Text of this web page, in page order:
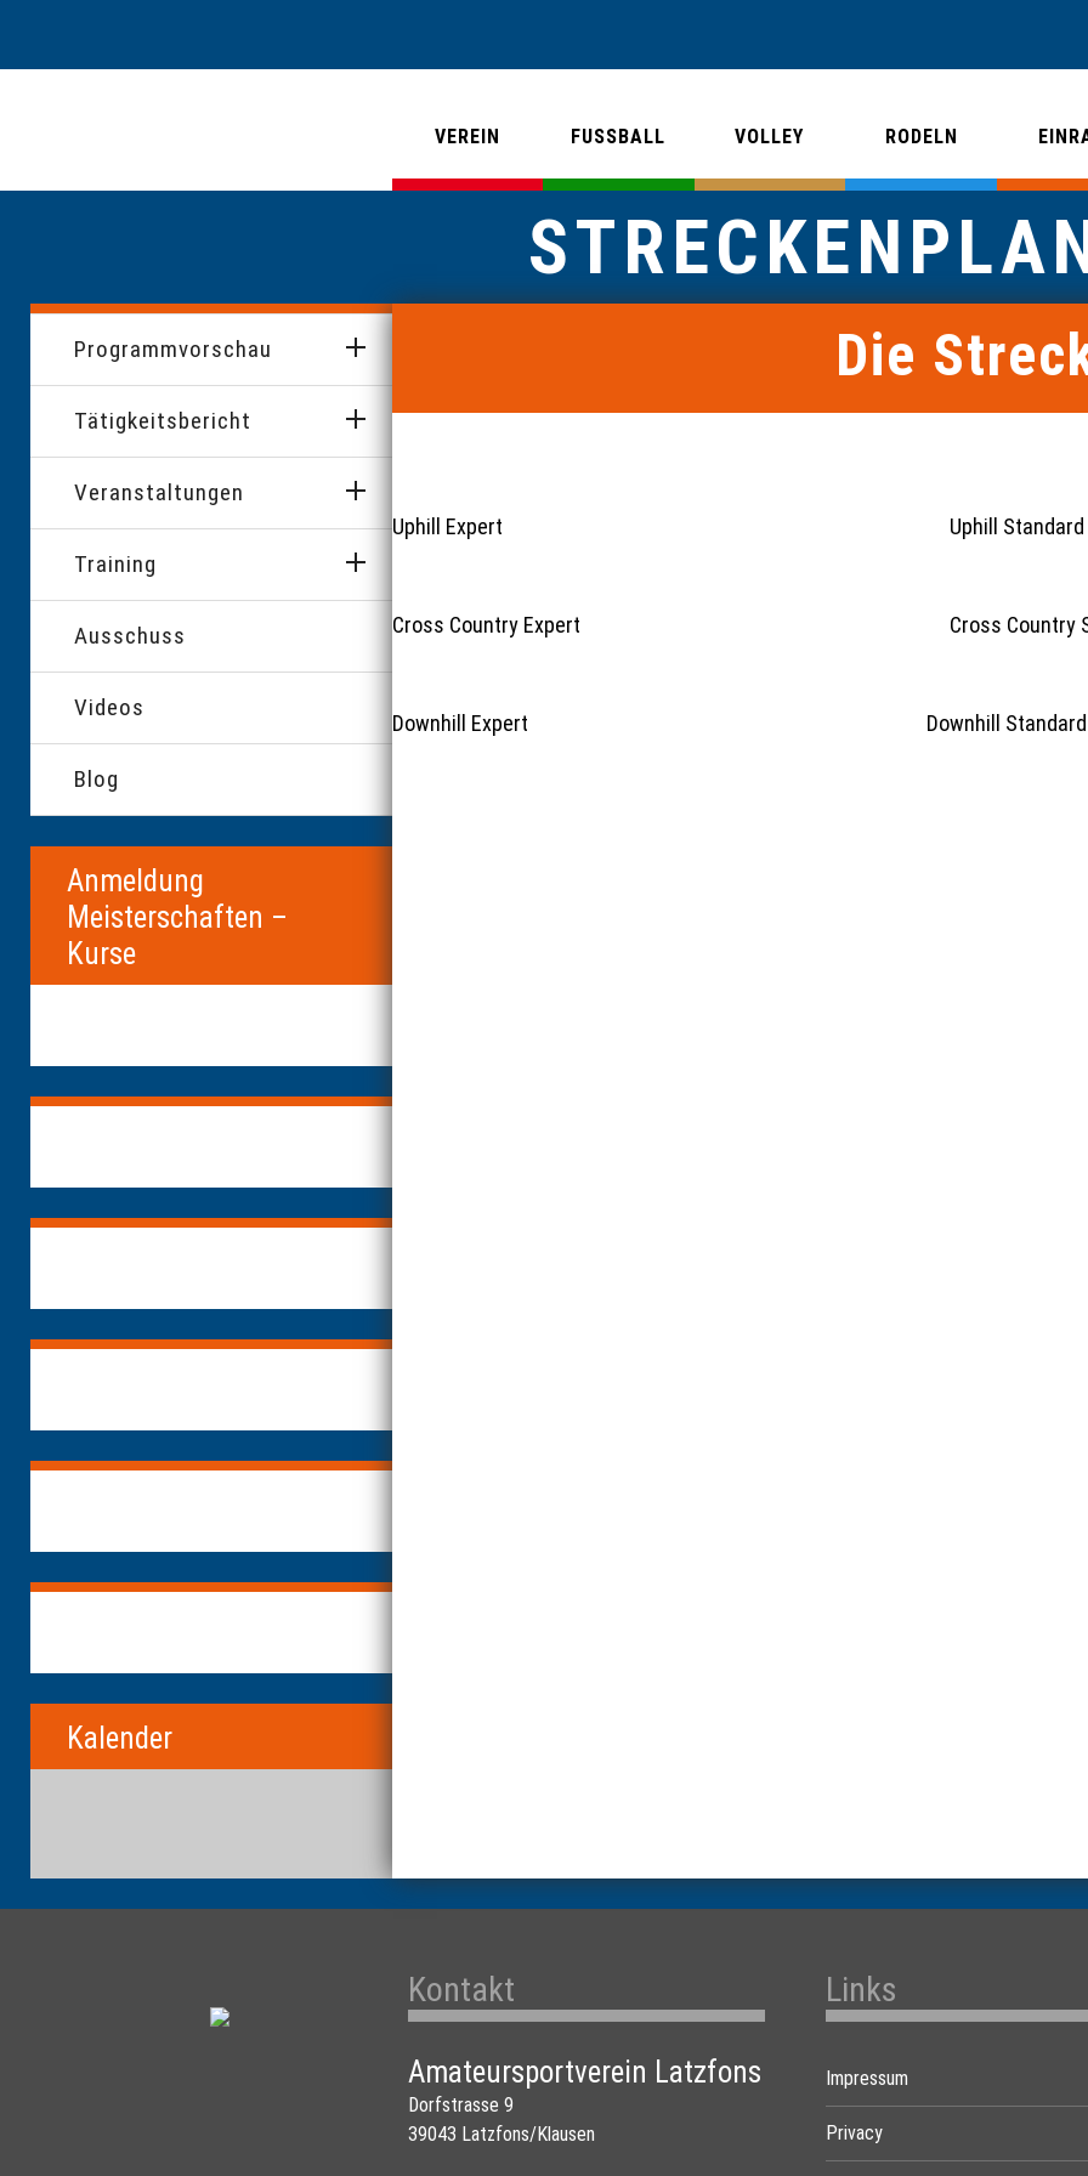
VEREIN FUSSBALL VOLLEY RODELN
Programmvorschau
Tätigkeitsbericht
Veranstaltungen
Training
Ausschuss
Videos
Blog
Anmeldung
Meisterschaften –
Kurse
Kalender
Die
Uphill Expert Uphill Standard
Cross Country Expert Cross Country
Downhill Expert Downhill Standard
Kontakt
Amateursportverein Latzfons
Dorfstrasse 9
39043 Latzfons/Klausen
Links
Impressum
Privacy